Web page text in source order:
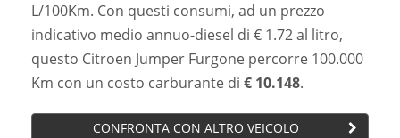
L/100Km. Con questi consumi, ad un prezzo
indicativo medio annuo-diesel di € 1.72 al litro,
questo Citroen Jumper Furgone percorre 100.000
Km con un costo carburante di € 10.148.
CONFRONTA CON ALTRO VEICOLO